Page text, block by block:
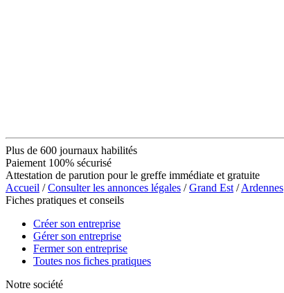
Plus de 600 journaux habilités
Paiement 100% sécurisé
Attestation de parution pour le greffe immédiate et gratuite
Accueil /Consulter les annonces légales /Grand Est /Ardennes
Fiches pratiques et conseils
Créer son entreprise
Gérer son entreprise
Fermer son entreprise
Toutes nos fiches pratiques
Notre société